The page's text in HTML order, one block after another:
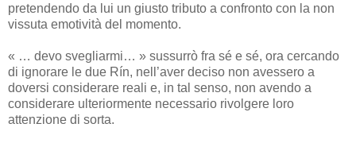
pretendendo da lui un giusto tributo a confronto con la non
vissuta emotività del momento.
« … devo svegliarmi… » sussurrò fra sé e sé, ora cercando
di ignorare le due Rín, nell’aver deciso non avessero a
doversi considerare reali e, in tal senso, non avendo a
considerare ulteriormente necessario rivolgere loro
attenzione di sorta.